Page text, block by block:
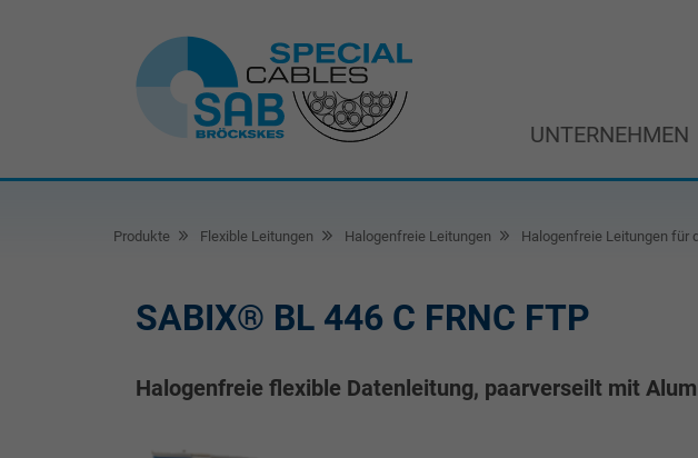
UNTERNEHMEN
Produkte Flexible Leitungen Halogenfreie Leitungen Halogenfreie Leitungen für
SABIX® BL 446 C FRNC FTP
Halogenfreie flexible Datenleitung, paarverseilt mit